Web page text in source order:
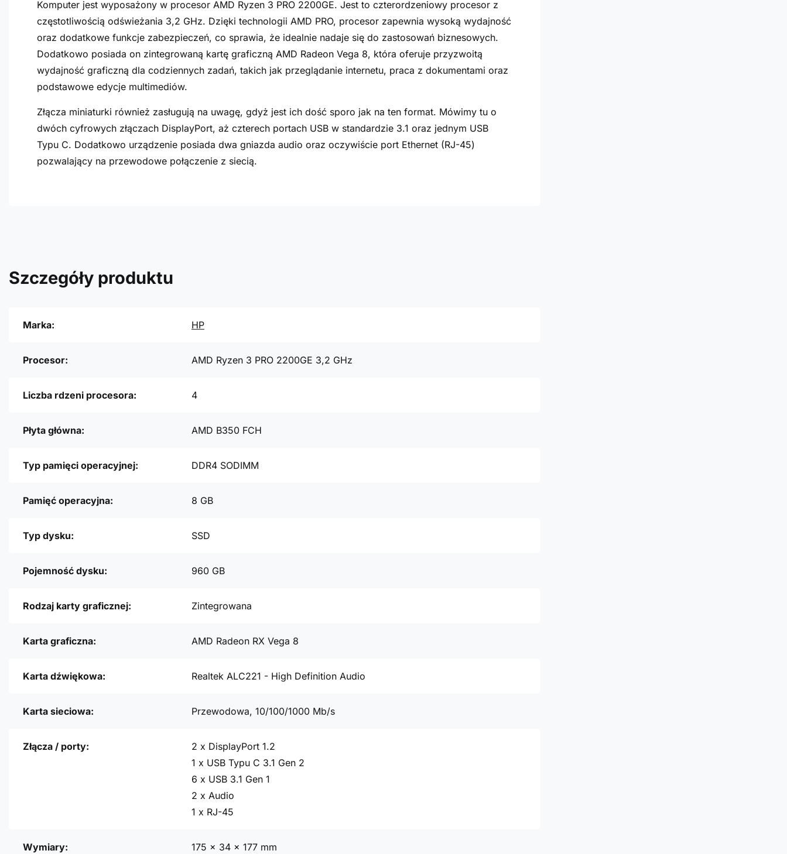
Komputer jest wyposażony w procesor AMD Ryzen 3 PRO 2200GE. Jest to czterordzeniowy procesor z
częstotliwością odświeżania 3,2 GHz. Dzięki technologii AMD PRO, procesor zapewnia wysoką wydajność
oraz dodatkowe funkcje zabezpieczeń, co sprawia, że idealnie nadaje się do zastosowań biznesowych.
Dodatkowo posiada on zintegrowaną kartę graficzną AMD Radeon Vega 8, która oferuje przyzwoitą
wydajność graficzną dla codziennych zadań, takich jak przeglądanie internetu, praca z dokumentami oraz
podstawowe edycje multimediów.
Złącza miniaturki również zasługują na uwagę, gdyż jest ich dość sporo jak na ten format. Mówimy tu o
dwóch cyfrowych złączach DisplayPort, aż czterech portach USB w standardzie 3.1 oraz jednym USB
Typu C. Dodatkowo urządzenie posiada dwa gniazda audio oraz oczywiście port Ethernet (RJ-45)
pozwalający na przewodowe połączenie z siecią.
Szczegóły produktu
Marka: HP
Procesor: AMD Ryzen 3 PRO 2200GE 3,2 GHz
Liczba rdzeni procesora: 4
Płyta główna: AMD B350 FCH
Typ pamięci operacyjnej: DDR4 SODIMM
Pamięć operacyjna: 8 GB
Typ dysku: SSD
Pojemność dysku: 960 GB
Rodzaj karty graficznej: Zintegrowana
Karta graficzna: AMD Radeon RX Vega 8
Karta dźwiękowa: Realtek ALC221 - High Definition Audio
Karta sieciowa: Przewodowa, 10/100/1000 Mb/s
Złącza / porty:
2 x DisplayPort 1.2
1 x USB Typu C 3.1 Gen 2
6 x USB 3.1 Gen 1
2 x Audio
1 x RJ-45
Wymiary: 175 x 34 x 177 mm